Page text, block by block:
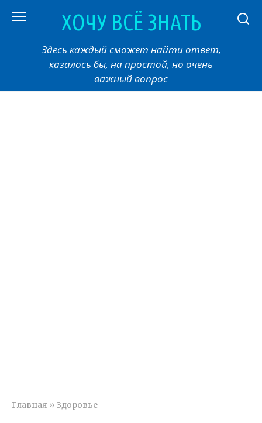
ХОЧУ ВСЁ ЗНАТЬ
Здесь каждый сможет найти ответ,
казалось бы, на простой, но очень
важный вопрос
Главная » Здоровье